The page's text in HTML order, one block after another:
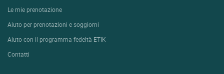
Le mie prenotazione
Aiuto per prenotazioni e soggiorni
Aiuto con il programma fedeltà ETIK
Contatti